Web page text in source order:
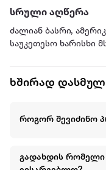
სრული აღწერა
ძალიან ბასრი,
საუკეთესო ხარისხი
ხშირად
როგორ შევიძინო
გადახდის